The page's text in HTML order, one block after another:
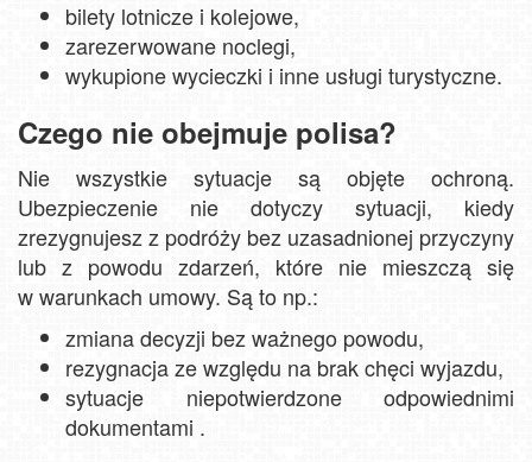
bilety lotnicze i kolejowe,
zarezerwowane noclegi,
wykupione wycieczki i inne usługi turystyczne.
Czego nie obejmuje polisa?
Nie wszystkie sytuacje są objęte ochroną.
Ubezpieczenie nie dotyczy sytuacji, kiedy
zrezygnujesz z podróży bez uzasadnionej przyczyny
lub z powodu zdarzeń, które nie mieszczą się
w warunkach umowy. Są to np.:
zmiana decyzji bez ważnego powodu,
rezygnacja ze względu na brak chęci wyjazdu,
sytuacje niepotwierdzone odpowiednimi
dokumentami .